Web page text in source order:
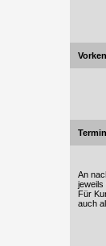
An
jeweils
Für
auch